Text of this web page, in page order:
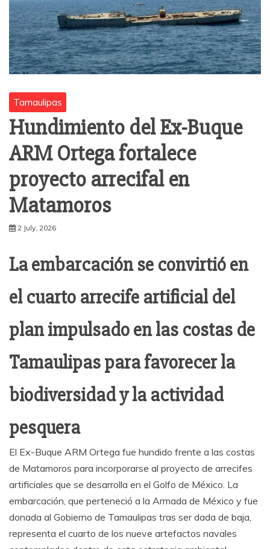
Tamaulipas
Hundimiento del Ex-Buque
ARM Ortega fortalece
proyecto arrecifal en
Matamoros
2 July, 2026
La embarcación se convirtió en
el cuarto arrecife artificial del
plan impulsado en las costas de
Tamaulipas para favorecer la
biodiversidad y la actividad
pesquera
El Ex-Buque ARM Ortega fue hundido frente a las costas
de Matamoros para incorporarse al proyecto de arrecifes
artificiales que se desarrolla en el Golfo de México. La
embarcación, que perteneció a la Armada de México y fue
donada al Gobierno de Tamaulipas tras ser dada de baja,
representa el cuarto de los nueve artefactos navales